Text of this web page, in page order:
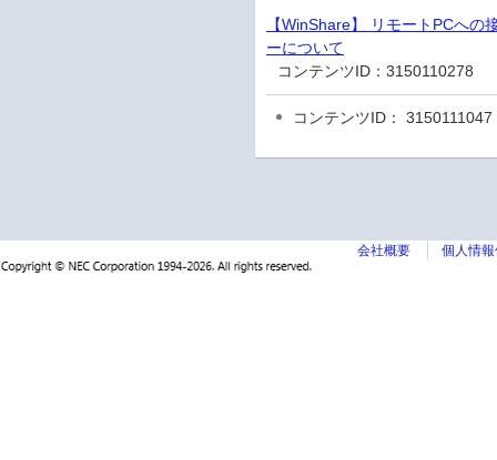
【WinShare】 リモートPCへ
ーについて
コンテンツID：3150110278
コンテンツID： 3150111047
会社概要 個人情